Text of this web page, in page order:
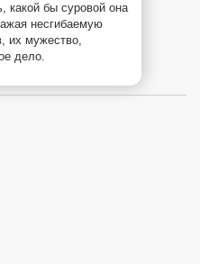
какой бы суровой она
несгибаемую
их мужество,
дело.